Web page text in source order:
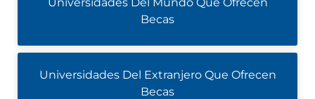
Becas
Universidades Del Extranjero Que Ofrecen
Becas